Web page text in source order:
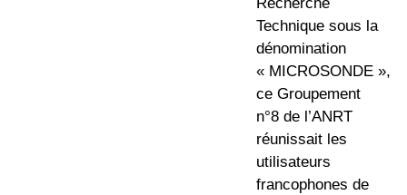
Technique sous la
dénomination
« MICROSONDE »,
ce Groupement
n°8 de l’ANRT
réunissait les
utilisateurs
francophones de